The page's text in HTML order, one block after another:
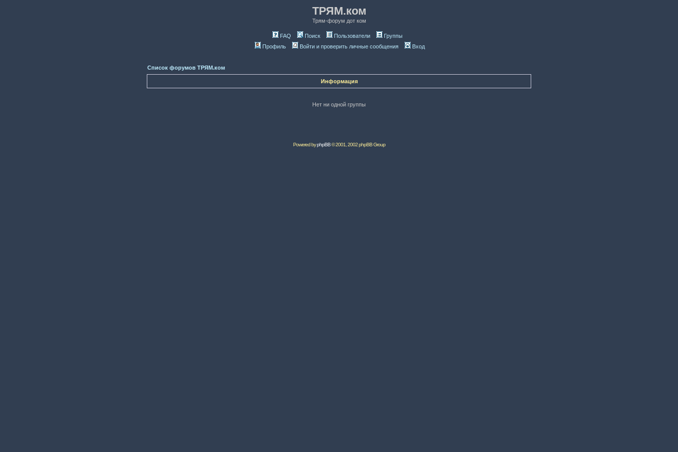
ТРЯМ.ком
Трям-форум дот ком
FAQ Поиск Пользователи
Группы
Профиль
Войти и проверить личные сообщения Вход
Список форумов ТРЯМ.ком
Информация
Нет ни одной группы
Powered byphpBB© 2001, 2002 phpBB Group